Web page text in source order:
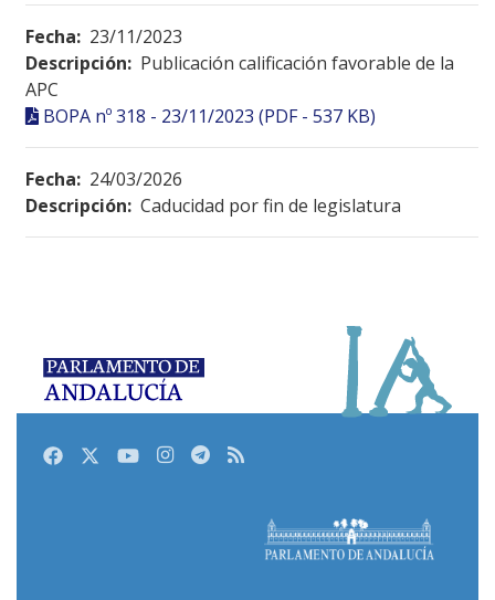
Fecha: 23/11/2023
Descripción: Publicación calificación favorable de la
APC
BOPA nº 318 - 23/11/2023 (PDF - 537 KB)
Fecha: 24/03/2026
Descripción: Caducidad por fin de legislatura
FacebookTwitterYoutubeInstagram
Telegram
RSS